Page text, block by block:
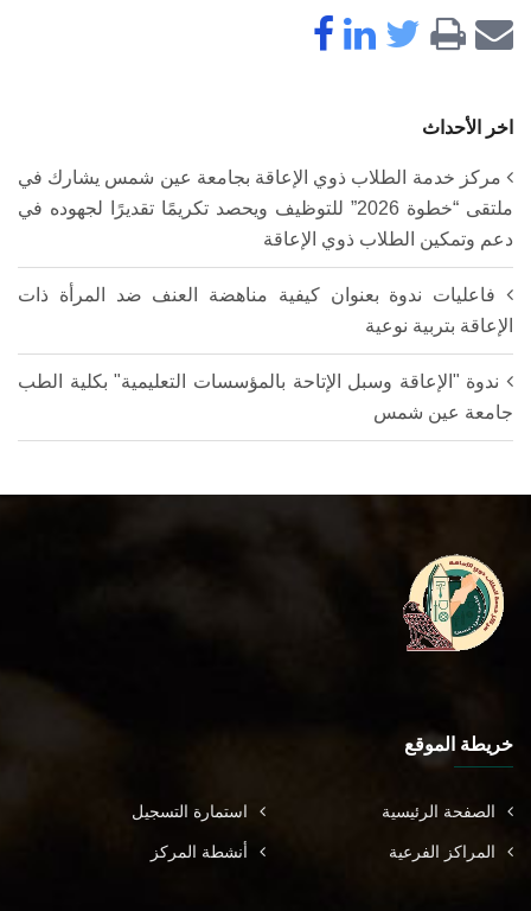
اخر الأحداث
مركز خدمة الطلاب ذوي الإعاقة بجامعة عين شمس يشارك في
ملتقى “خطوة 2026” للتوظيف ويحصد تكريمًا تقديرًا لجهوده في
دعم وتمكين الطلاب ذوي الإعاقة
فاعليات ندوة بعنوان كيفية مناهضة العنف ضد المرأة ذات
الإعاقة بتربية نوعية
ندوة "الإعاقة وسبل الإتاحة بالمؤسسات التعليمية" بكلية الطب
جامعة عين شمس
خريطة الموقع
الصفحة الرئيسية استمارة التسجيل
المراكز الفرعية أنشطة المركز